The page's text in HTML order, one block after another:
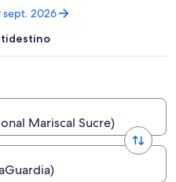
sept. 2026
Mariscal Sucre)